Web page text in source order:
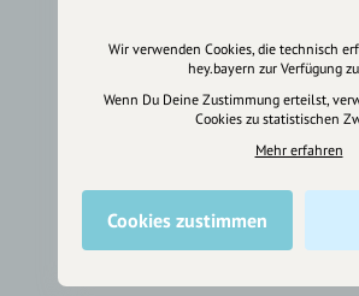
Wir verwenden Cookies, die technisch
hey.bayern zur Verfügung
Wenn Du Deine Zustimmung erteilst,
Cookies zu statistischen
Mehr erfahren
Cookies zustimmen